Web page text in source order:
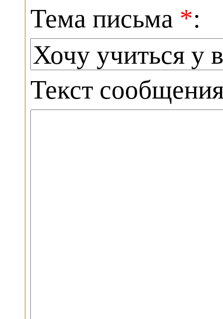
Тема письма *:
Текст